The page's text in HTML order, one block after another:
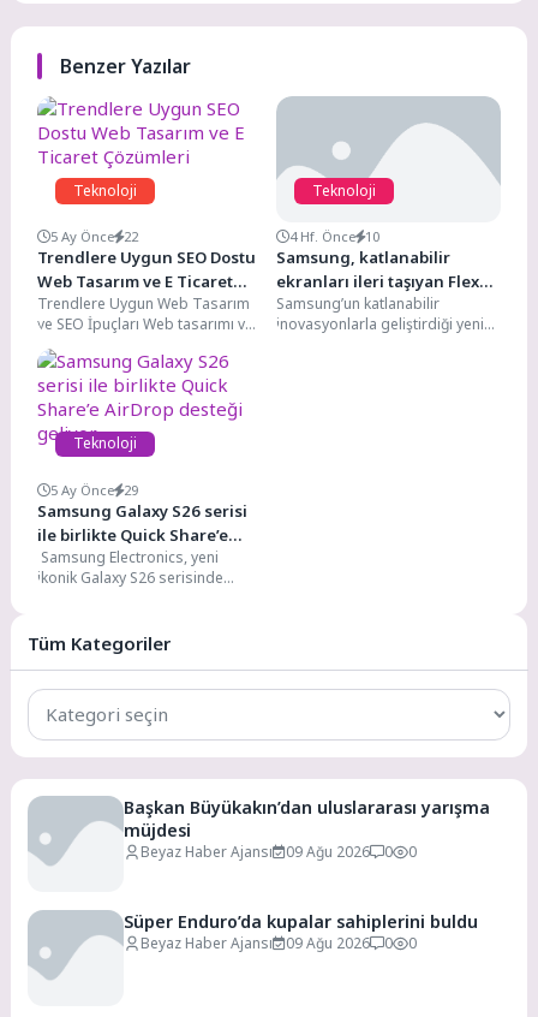
Benzer Yazılar
Teknoloji
5 Ay Önce 22
Trendlere Uygun SEO Dostu
Web Tasarım ve E Ticaret
Çözümleri
Trendlere Uygun Web Tasarım
ve SEO İpuçları Web tasarımı ve
SEO, dijital dünyada başarılı
olmak...
Teknoloji
4 Hf. Önce 10
Samsung, katlanabilir
ekranları ileri taşıyan Flex
Titanium teknolojisini
tanıttı
Samsung’un katlanabilir
inovasyonlarla geliştirdiği yeni
Teknoloji
5 Ay Önce 29
Samsung Galaxy S26 serisi
ile birlikte Quick Share’e
AirDrop desteği geliyor
Samsung Electronics, yeni
ikonik Galaxy S26 serisinde
Böylece kullanıcılar...
Tüm Kategoriler
Tüm
Kategoriler
Başkan Büyükakın’dan uluslararası yarışma
müjdesi
Beyaz Haber Ajansı 09 Ağu 2026 0 0
Süper Enduro’da kupalar sahiplerini buldu
Beyaz Haber Ajansı 09 Ağu 2026 0 0